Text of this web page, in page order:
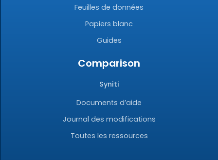
Feuilles de données
Papiers blanc
Guides
Comparison
Syniti
Documents d’aide
Journal des modifications
Toutes les ressources